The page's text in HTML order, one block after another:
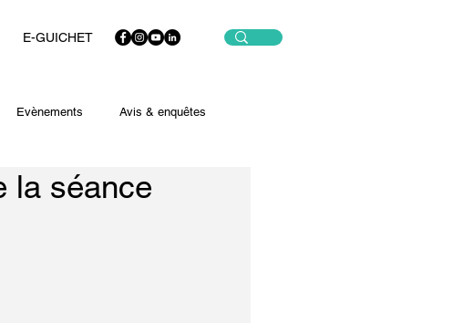
E-GUICHET
Evènements Avis & enquêtes
la séance